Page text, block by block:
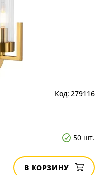
279116
50 шт.
В КОРЗИНУ